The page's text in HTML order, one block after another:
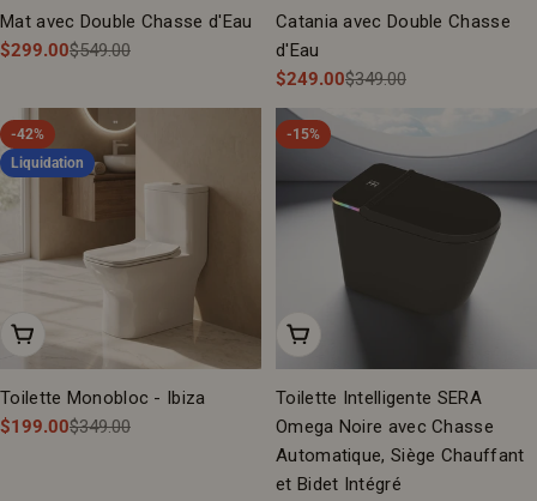
Mat avec Double Chasse d'Eau
Prix
vente
$299.00
Prix
régulier
$549.00
Catania avec Double Chasse
d'Eau
Prix
de
$249.00
Prix
régulier
$349.00
-42%
Liquidation
Ajouter Au Panier
Toilette Monobloc - Ibiza
Prix
$199.00
Prix $349.00
-15%
Ajouter Au Panier
Toilette Intelligente SERA
Omega Noire avec Chasse
Automatique, Siège Chauffant
et Bidet Intégré